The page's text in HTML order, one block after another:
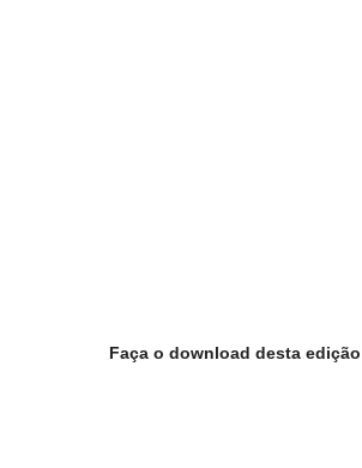
Faça o download desta edição